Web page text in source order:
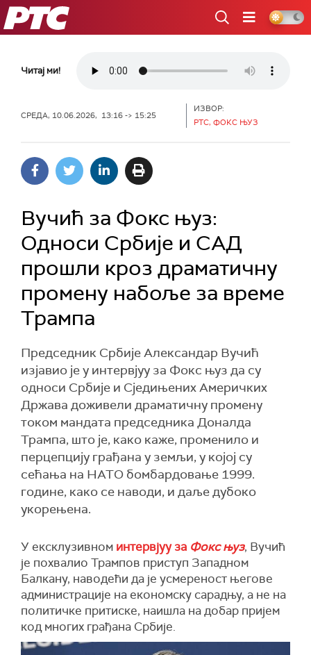
РТС
Читај ми!
СРЕДА, 10.06.2026, 13:16 -> 15:25
ИЗВОР:
РТС, ФОКС ЊУЗ
Вучић за Фокс њуз:
Односи Србије и САД
прошли кроз драматичну
промену набоље за време
Трампа
Председник Србије Александар Вучић
изјавио је у интервјуу за Фокс њуз да су
односи Србије и Сједињених Америчких
Држава доживели драматичну промену
током мандата председника Доналда
Трампа, што је, како каже, променило и
перцепцију грађана у земљи, у којој су
сећања на НАТО бомбардовање 1999.
године, како се наводи, и даље дубоко
укорењена.
У ексклузивном интервјуу за Фокс њуз, Вучић
је похвалио Трампов приступ Западном
Балкану, наводећи да је усмереност његове
администрације на економску сарадњу, а не на
политичке притиске, наишла на добар пријем
код многих грађана Србије.